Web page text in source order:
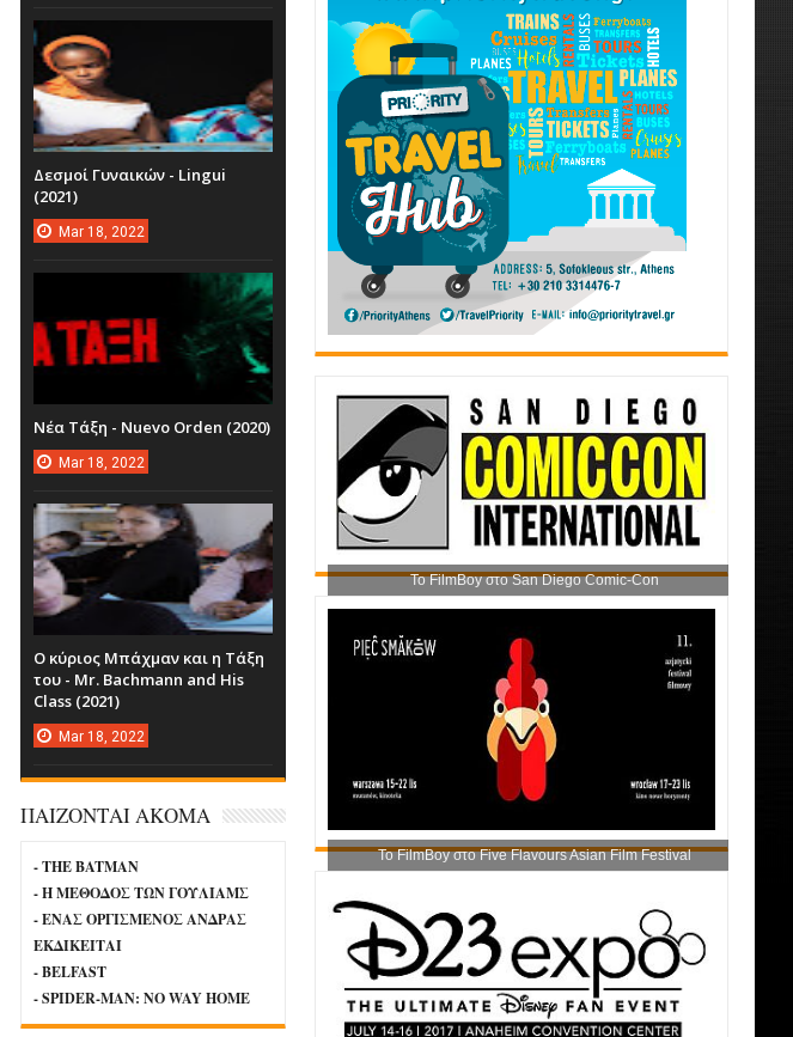
Το FilmBoy στο San Diego Comic-Con
Το FilmBoy στο Five Flavours Asian Film Festival
Δεσμοί Γυναικών - Lingui
(2021)
Mar 18, 2022
Νέα Τάξη - Nuevo Orden (2020)
Mar 18, 2022
Ο κύριος Μπάχμαν και η Τάξη
του - Mr. Bachmann and His
Class (2021)
Mar 18, 2022
ΠΑΙΖΟΝΤΑΙ ΑΚΟΜΑ
- THE BATMAN
- Η ΜΕΘΟΔΟΣ ΤΩΝ ΓΟΥΛΙΑΜΣ
- ΕΝΑΣ ΟΡΓΙΣΜΕΝΟΣ ΑΝΔΡΑΣ
ΕΚΔΙΚΕΙΤΑΙ
- BELFAST
- SPIDER-MAN: NO WAY HOME